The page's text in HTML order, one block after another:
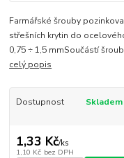
Farmářské šrouby
střešních krytin do
0,75 ÷ 1,5 mmSoučástí
celý popis
Dostupnost Skladem
1,33 Kč/ks
1,10 Kč bez DPH